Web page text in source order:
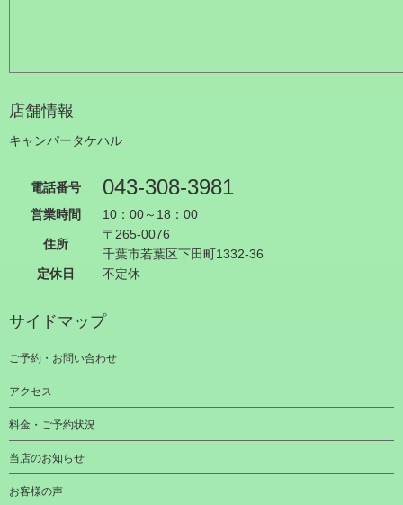
店舗情報
キャンパータケハル
電話番号 043-308-3981
営業時間 10：00～18：00
住所
〒265-0076
千葉市若葉区下田町1332-36
定休日
不定休
サイドマップ
ご予約・お問い合わせ
アクセス
料金・ご予約状況
当店のお知らせ
お客様の声